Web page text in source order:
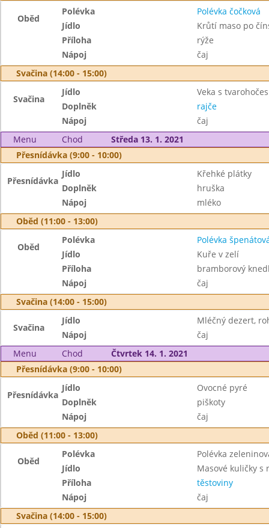
Oběd
Polévka
Polévka čočková
Jídlo
Krůtí maso po
Příloha
rýže
Nápoj
čaj
Svačina (14:00 - 15:00)
Svačina
Jídlo
Veka s
Doplněk
rajče
Nápoj
čaj
Menu
Chod
Středa 13. 1. 2021
Přesnídávka (9:00 - 10:00)
Přesnídávka
Jídlo
Křehké plátky
Doplněk
hruška
Nápoj
mléko
Oběd (11:00 - 13:00)
Oběd
Polévka
Polévka
Jídlo
Kuře v zelí
Příloha
bramborový
Nápoj
čaj
Svačina (14:00 - 15:00)
Svačina
Jídlo
Mléčný dezert,
Nápoj
čaj
Menu
Chod
Čtvrtek 14. 1. 2021
Přesnídávka (9:00 - 10:00)
Přesnídávka
Jídlo
Ovocné pyré
Doplněk
piškoty
Nápoj
čaj
Oběd (11:00 - 13:00)
Oběd
Polévka
Polévka
Jídlo
Masové kuličky s
Příloha
těstoviny
Nápoj
čaj
Svačina (14:00 - 15:00)